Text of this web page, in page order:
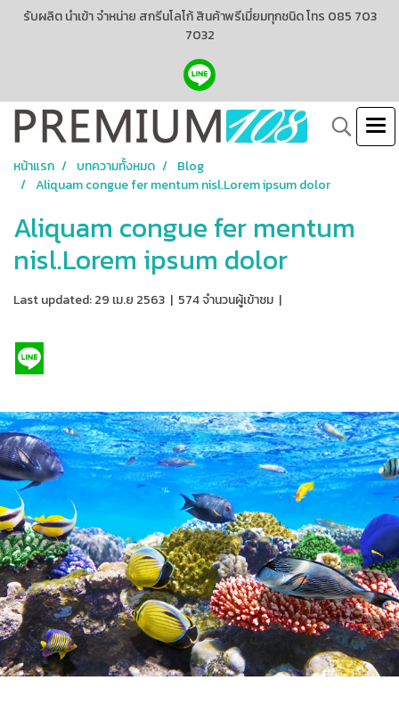
รับผลิต นำเข้า จำหน่าย สกรีนโลโก้ สินค้าพรีเมี่ยมทุกชนิด โทร 085 703
7032
หน้าแรก บทความทั้งหมด
Blog
Aliquam congue fer mentum nisl.Lorem ipsum dolor
Aliquam congue fer mentum
nisl.Lorem ipsum dolor
Last updated: 29 เม.ย 2563 | 574 จำนวนผู้เข้าชม |